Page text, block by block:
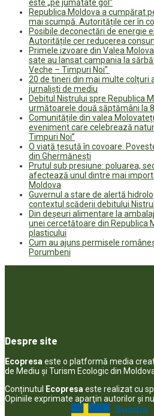
este „pe jumătate gol”
Republica Moldova a cumpărat
mai scumpă. Autoritățile cer în
Posibile deconectări de energie
Autoritățile cer reducerea
Primele izvoare din Valea
sate au lansat campania la
Veche – Timpuri Noi”
20 de tineri din mai multe colțuri
jurnaliști de mediu
Debitul Nistrului spre Republica
următoarele două săptămâni la
Comunitățile din valea
eveniment care celebrează
Timpuri Noi”
O viață țesută în covoare.
din Ghermănești
Prutul sub presiune: poluarea,
afectează unul dintre mai
Moldova
Guvernul a stare de alertă
contextul scăderii debitului
Din deșeuri alimentare la
unei cercetătoare din Republica
plasticului
Cum au ajuns permisele
Porumbeni
Despre site
Ecopresa este o platformă media
de Mediu și Turism Ecologic din
Conținutul Ecopresa este realizat cu
Opiniile exprimate aparţin autorilor şi